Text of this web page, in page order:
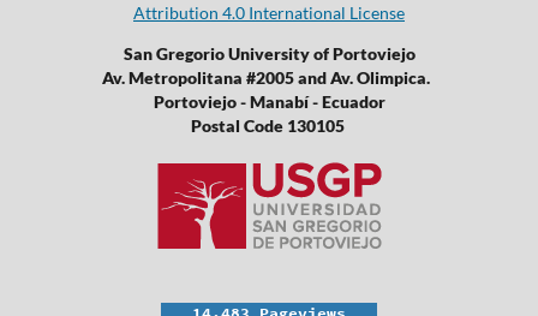
Attribution 4.0 International License
San Gregorio University of Portoviejo
Av. Metropolitana #2005 and Av. Olimpica.
Portoviejo - Manabí - Ecuador
Postal Code 130105